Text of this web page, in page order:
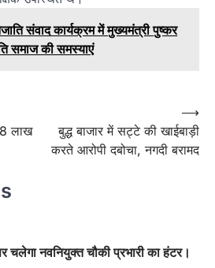
संवाद कार्यक्रम में मुख्यमंत्री पुष्कर
समाज की समस्याएं
लाख
बुद्ध बाजार में सट्टे की खाईबाड़ी
करते आरोपी दबोचा, नगदी बरामद
⟶
नवनियुक्त चौकी प्रभारी का हंटर।